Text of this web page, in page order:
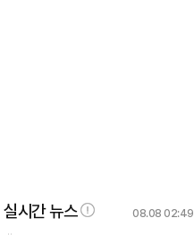
실시간 뉴스 08.08 02:49